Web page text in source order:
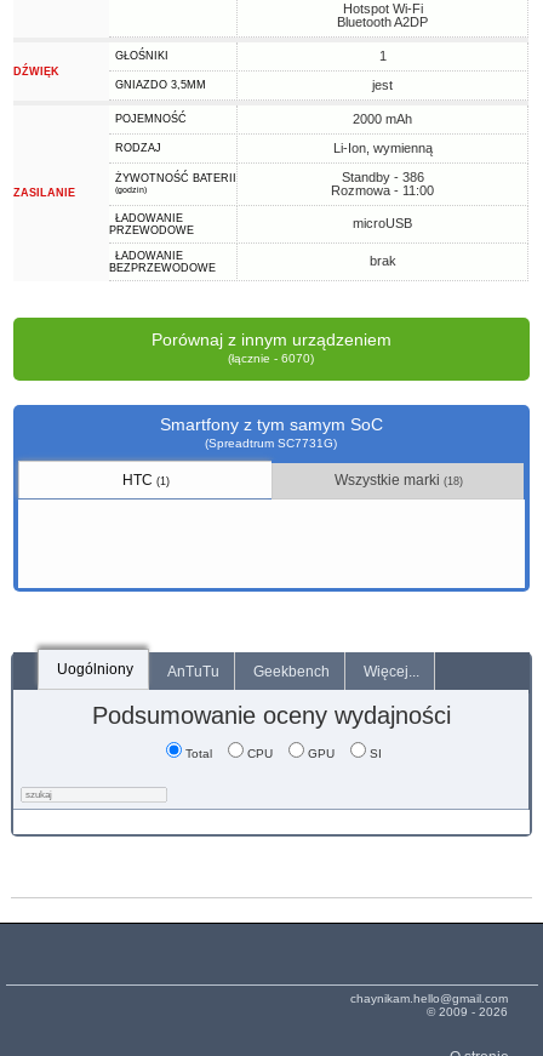
Hotspot Wi-Fi
Bluetooth A2DP
DŹWIĘK
GŁOŚNIKI 1
GNIAZDO 3,5MM jest
ZASILANIE
POJEMNOŚĆ 2000 mAh
RODZAJ Li-Ion, wymienną
ŻYWOTNOŚĆ BATERII
(godzin)
Standby - 386
Rozmowa - 11:00
ŁADOWANIE
PRZEWODOWE
microUSB
ŁADOWANIE
BEZPRZEWODOWE
brak
Porównaj z innym urządzeniem
(łącznie - 6070)
Smartfony z tym samym SoC
(Spreadtrum SC7731G)
HTC (1) Wszystkie marki (18)
Uogólniony AnTuTu Geekbench Więcej...
Podsumowanie oceny wydajności
Total CPU GPU SI
chaynikam.hello@gmail.com
© 2009 - 2026